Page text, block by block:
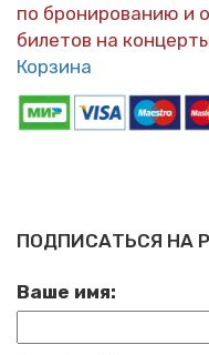
по бронированию и
билетов на
Корзина
ПОДПИСАТЬСЯ НА
Ваше имя: